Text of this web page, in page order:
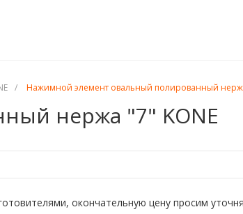
/ Нажимной элемент овальный полированный
нержа "7" KONE
окончательную цену просим